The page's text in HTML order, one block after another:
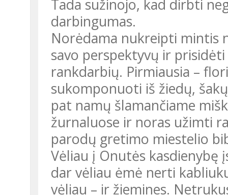
Tada sužinojo, kad dirbti
darbingumas.
Norėdama nukreipti mintis
savo perspektyvų ir
rankdarbių. Pirmiausia –
sukomponuoti iš žiedų,
pat namų šlamančiame
žurnaluose ir noras užimti
parodų gretimo miestelio
Vėliau į Onutės kasdienybę
dar vėliau ėmė nerti
vėliau – ir žiemines.